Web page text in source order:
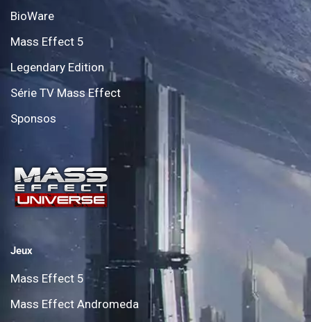
BioWare
Mass Effect 5
Legendary Edition
Série TV Mass Effect
Sponsos
Jeux
Mass Effect 5
Mass Effect Andromeda